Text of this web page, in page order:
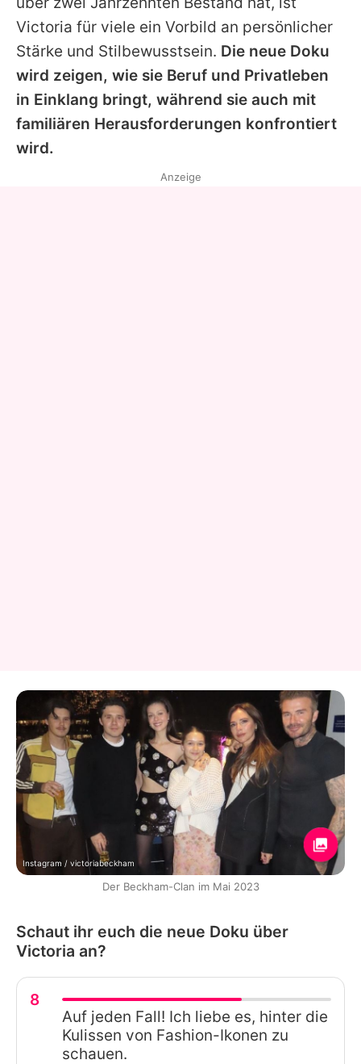
Victoria für viele ein Vorbild an persönlicher
Stärke und Stilbewusstsein. Die neue Doku
wird zeigen, wie sie Beruf und Privatleben
in Einklang bringt, während sie auch mit
familiären Herausforderungen konfrontiert
wird.
Anzeige
Instagram / victoriabeckham
Der Beckham-Clan im Mai 2023
Schaut ihr euch die neue Doku über
Victoria an?
8
Auf jeden Fall! Ich liebe es, hinter die
Kulissen von Fashion-Ikonen zu
schauen.